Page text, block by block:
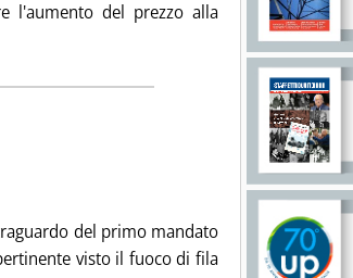
l'aumento del prezzo alla
la notizia: '“DISPONIBILITA' ” E REGOLE DI
del primo mandato
visto il fuoco di fila